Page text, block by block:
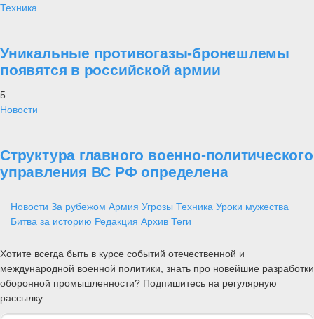
Техника
Уникальные противогазы-бронешлемы
появятся в российской армии
5
Новости
Структура главного военно-политического
управления ВС РФ определена
Новости За рубежом Армия Угрозы Техника Уроки мужества
Битва за историю Редакция Архив Теги
Хотите всегда быть в курсе событий отечественной и
международной военной политики, знать про новейшие разработки
оборонной промышленности? Подпишитесь на регулярную
рассылку